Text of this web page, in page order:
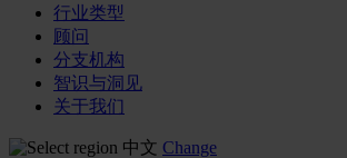
行业类型
顾问
分支机构
智识与洞见
关于我们
中文 Change